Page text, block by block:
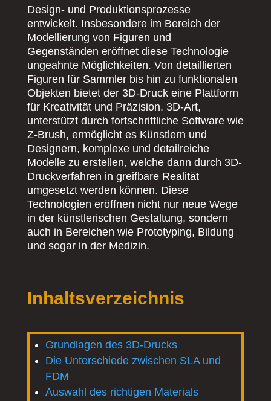
Design- und Produktionsprozesse
entwickelt. Insbesondere im Bereich der
Modellierung von Figuren und
Gegenständen eröffnet diese Technologie
ungeahnte Möglichkeiten. Von detaillierten
Figuren für Sammler bis hin zu funktionalen
Objekten bietet der 3D-Druck eine Plattform
für Kreativität und Präzision. 3D-Art,
unterstützt durch fortschrittliche Software wie
Z-Brush, ermöglicht es Künstlern und
Designern, komplexe und detailreiche
Modelle zu erstellen, welche dann durch 3D-
Druckverfahren in greifbare Realität
umgesetzt werden können. Diese
Technologien eröffnen nicht nur neue Wege
in der künstlerischen Gestaltung, sondern
auch in Bereichen wie Prototyping, Bildung
und sogar in der Medizin.
Inhaltsverzeichnis
Grundlagen des 3D-Drucks
Die Unterschiede zwischen SLA und
FDM
Auswahl des richtigen Materials